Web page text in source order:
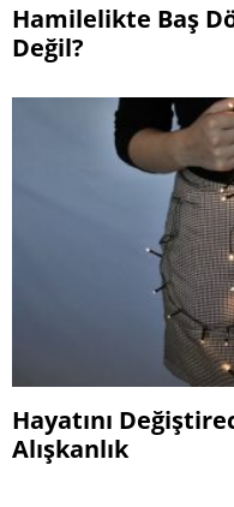
Hamilelikte Baş
Değil?
Hayatını
Alışkanlık